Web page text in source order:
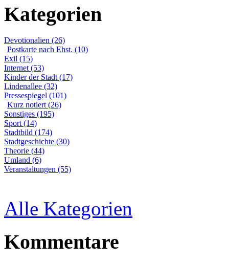
Kategorien
Devotionalien (26)
Postkarte nach Ehst. (10)
Exil (15)
Internet (53)
Kinder der Stadt (17)
Lindenallee (32)
Pressespiegel (101)
Kurz notiert (26)
Sonstiges (195)
Sport (14)
Stadtbild (174)
Stadtgeschichte (30)
Theorie (44)
Umland (6)
Veranstaltungen (55)
Alle Kategorien
Kommentare